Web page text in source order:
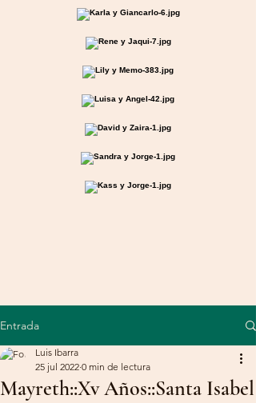
Entrada
Mayreth::Xv Años::Santa Isabel
Luis Ibarra
25 jul 2022 0 min de lectura